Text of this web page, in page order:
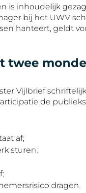
is inhoudelijk
bij het UWV
hanteert, geldt
twee
Vijlbrief
de
af;
sturen;
dragen.